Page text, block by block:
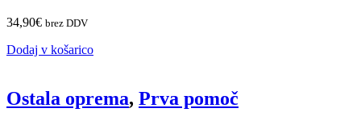
34,90€ brez DDV
Dodaj v košarico
Ostala oprema, Prva pomoč